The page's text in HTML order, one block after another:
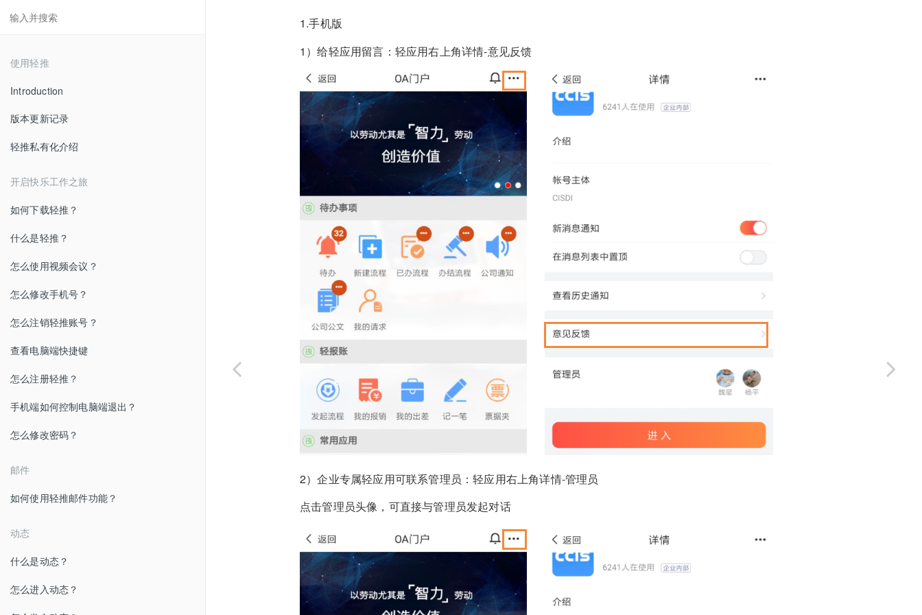
使用轻推
Introduction
版本更新记录
轻推私有化介绍
开启快乐工作之旅
如何下载轻推？
什么是轻推？
怎么使用视频会议？
怎么修改手机号？
怎么注销轻推账号？
查看电脑端快捷键
怎么注册轻推？
手机端如何控制电脑端退出？
怎么修改密码？
邮件
如何使用轻推邮件功能？
动态
什么是动态？
怎么进入动态？
1.手机版
1）给轻应用留言：轻应用右上角详情-意见反馈
2）企业专属轻应用可联系管理员：轻应用右上角详情-管理员
点击管理员头像，可直接与管理员发起对话